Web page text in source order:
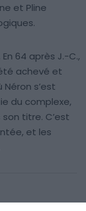
et Pline
64 après J.-C.,
achevé et
s’est
du complexe,
titre. C’est
et les